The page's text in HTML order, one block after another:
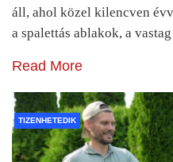
áll, ahol közel kilencven
a spalettás ablakok, a
Read More
TIZENHETEDIK